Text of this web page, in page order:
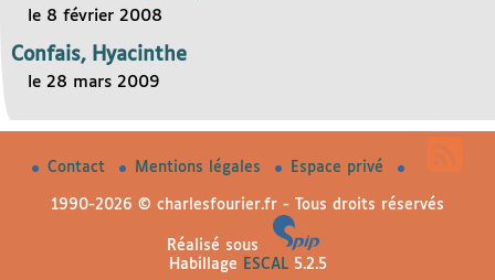
le 8 février 2008
Confais, Hyacinthe
le 28 mars 2009
Contact Mentions légales Espace privé
1990-2026 © charlesfourier.fr - Tous droits réservés
Réalisé sous
Habillage
ESCAL5.2.5